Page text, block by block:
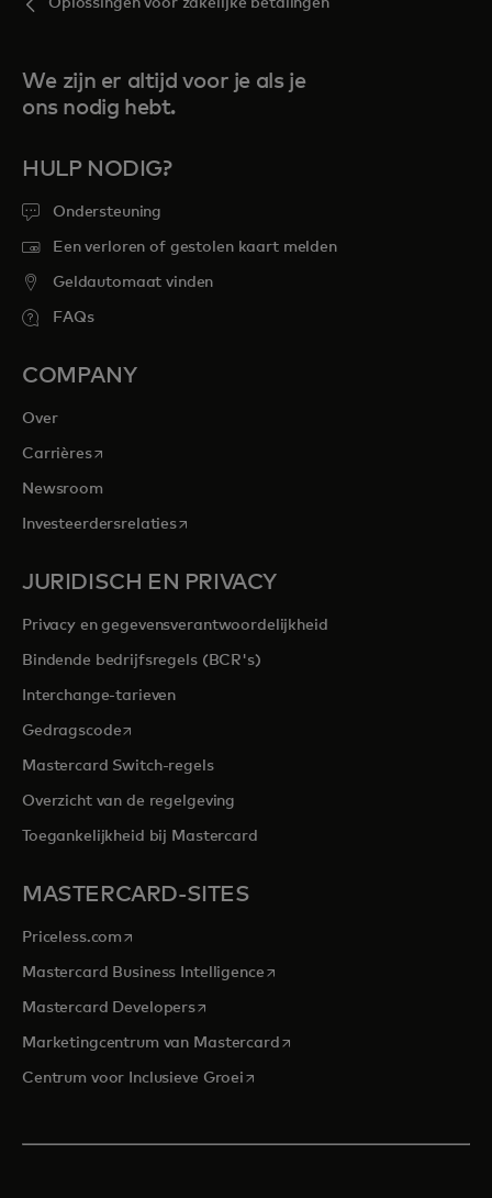
Oplossingen voor zakelijke betalingen
We zijn er altijd voor je als je
ons nodig hebt.
HULP NODIG?
Ondersteuning
Een verloren of gestolen kaart melden
Geldautomaat vinden
FAQs
COMPANY
Over
Carrièresopens in a new tab
Newsroom
Investeerdersrelatiesopens in a new tab
JURIDISCH EN PRIVACY
Privacy en gegevensverantwoordelijkheid
Bindende bedrijfsregels (BCR's)
Interchange-tarieven
Gedragscodeopens in a new tab
Mastercard Switch-regels
Overzicht van de regelgeving
Toegankelijkheid bij Mastercard
MASTERCARD-SITES
Priceless.com opens in a new tab
Mastercard Business Intelligenceopens in a new tab
Mastercard Developersopens in a new tab
Marketingcentrum van Mastercardopens in a new tab
Centrum voor Inclusieve Groeiopens in a new tab